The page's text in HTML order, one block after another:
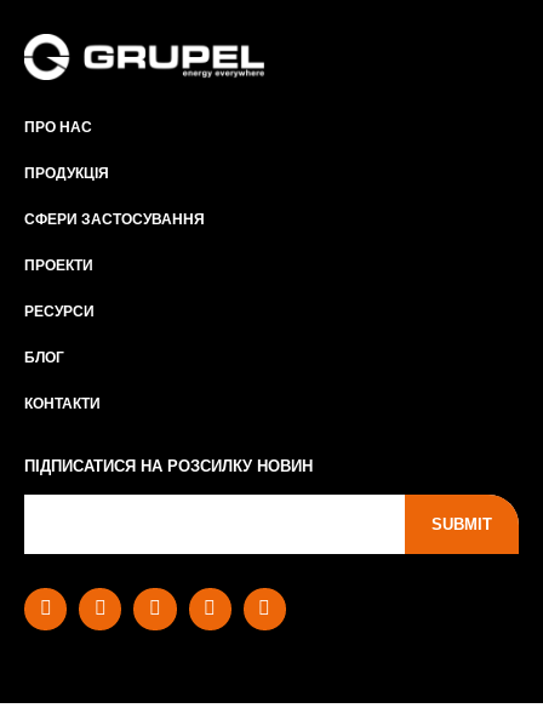
ПРО НАС
ПРОДУКЦІЯ
СФЕРИ ЗАСТОСУВАННЯ
ПРОЕКТИ
РЕСУРСИ
БЛОГ
КОНТАКТИ
ПІДПИСАТИСЯ НА РОЗСИЛКУ НОВИН
SUBMIT